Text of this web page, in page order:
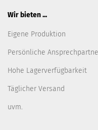
Wir bieten ...
Eigene Produktion
Persönliche
Hohe Lagerverfügbarkeit
Täglicher Versand
uvm.